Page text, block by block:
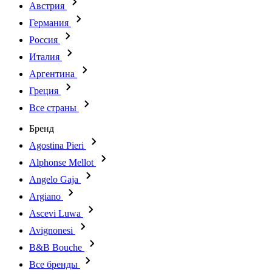
Австрия
Германия
Россия
Италия
Аргентина
Греция
Все страны
Бренд
Agostina Pieri
Alphonse Mellot
Angelo Gaja
Argiano
Ascevi Luwa
Avignonesi
B&B Bouche
Все бренды